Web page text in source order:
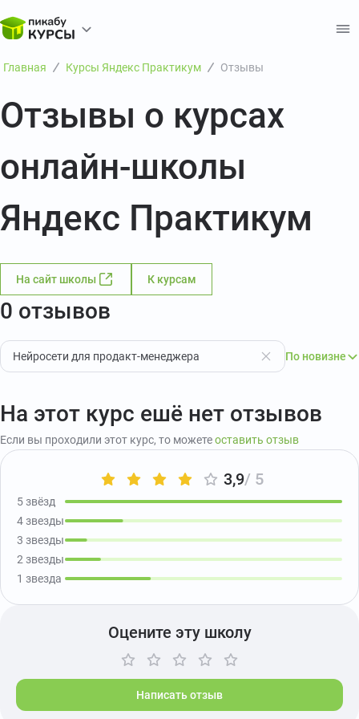
Главная Курсы Яндекс Практикум Отзывы
Отзывы о курсах
онлайн-школы
Яндекс Практикум
На сайт школы К курсам
0 отзывов
Нейросети для продакт-менеджера По новизне
На этот курс ешё нет отзывов
Если вы проходили этот курс, то можетеоставить отзыв
3,9/ 5
5 звёзд
4 звезды
3 звезды
2 звезды
1 звезда
Оцените эту школу
Написать отзыв